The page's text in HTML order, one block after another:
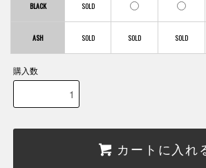
BLACK
ASH
購入数
カートに入れ